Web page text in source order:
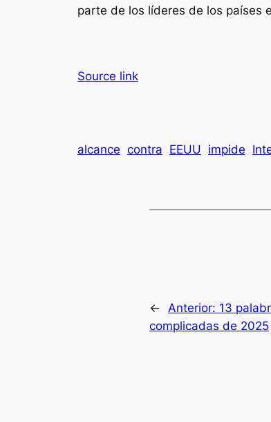
parte de los líderes de los países
Source link
alcance contra EEUU impide
← Anterior: 13
complicadas de 2025